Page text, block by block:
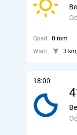
Opad: 0 mm
Wiatr:
3
18:00